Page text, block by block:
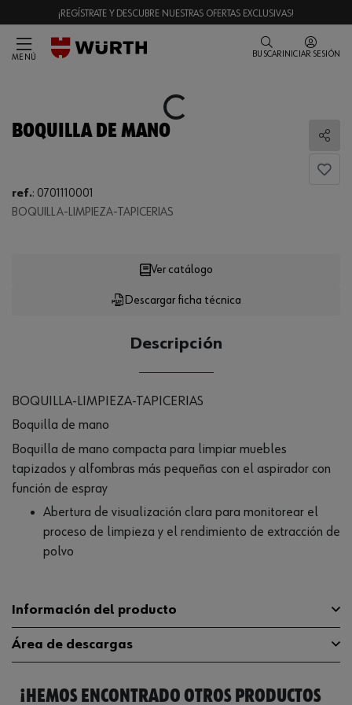
¡REGÍSTRATE Y DESCUBRE NUESTRAS OFERTAS EXCLUSIVAS!
MENÚ BUSCAR INICIAR SESIÓN
Loading...
BOQUILLA DE MANO
ref.: 0701110001
BOQUILLA-LIMPIEZA-TAPICERIAS
Loading...
Descargar ficha técnica
Ver catálogo
Descripción
BOQUILLA-LIMPIEZA-TAPICERIAS
Boquilla de mano
Boquilla de mano compacta para limpiar muebles
tapizados y alfombras más pequeñas con el aspirador con
función de espray
Abertura de visualización clara para monitorear el
proceso de limpieza y el rendimiento de extracción de
polvo
Información del producto
Compatible con SEG 10
Longitud 350 mm
Área de descargas
Catálogo General 0701110001
¡HEMOS ENCONTRADO OTROS PRODUCTOS